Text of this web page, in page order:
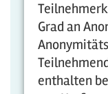
Grad an
enthalten